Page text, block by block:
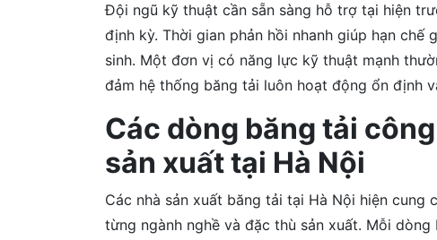
Đội ngũ kỹ thuật cần sẵn sàng hỗ trợ tại hiện
định kỳ. Thời gian phản hồi nhanh giúp hạn chế
sinh. Một đơn vị có năng lực kỹ thuật mạnh
đảm hệ thống băng tải luôn hoạt động ổn định
Các dòng băng tải
sản xuất tại Hà Nội
Các nhà sản xuất băng tải tại Hà Nội hiện cung
từng ngành nghề và đặc thù sản xuất. Mỗi